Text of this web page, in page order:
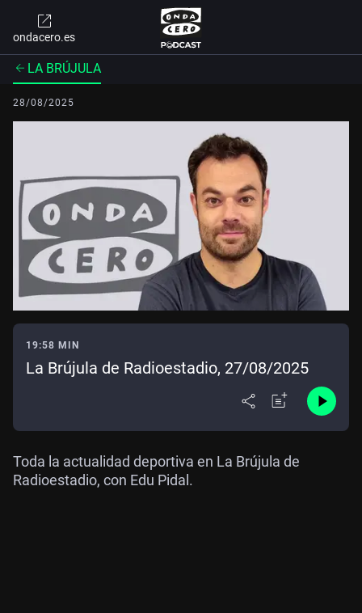
ondacero.es
LA BRÚJULA
28/08/2025
19:58 MIN
La Brújula de Radioestadio, 27/08/2025
Toda la actualidad deportiva en La Brújula de
Radioestadio, con Edu Pidal.